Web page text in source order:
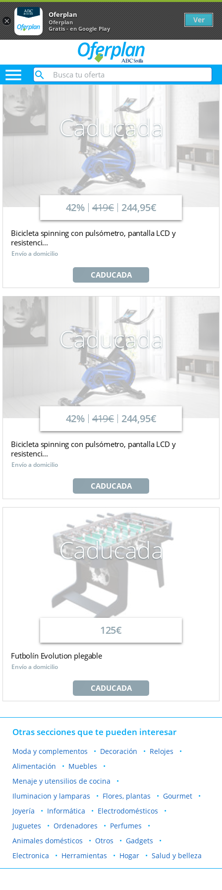

Caducada
42% 419€ 244,95€
Bicicleta spinning con pulsómetro, pantalla LCD y
resistenci...
Envío a domicilio
CADUCADA
Caducada
42% 419€ 244,95€
Bicicleta spinning con pulsómetro, pantalla LCD y
resistenci...
Envío a domicilio
CADUCADA
Caducada
125€
Futbolín Evolution plegable
Envío a domicilio
CADUCADA
Otras secciones que te pueden interesar
Moda y complementos Decoración
Relojes
Alimentación
Muebles
Menaje y utensilios de cocina
Iluminacion y lamparas
Flores, plantas
Gourmet
Joyería
Informática
Electrodomésticos
Juguetes
Ordenadores
Perfumes
Animales domésticos
Otros
Gadgets
Electronica
Herramientas Hogar Salud y belleza
×
Oferplan
Oferplan
Gratis - en Google Play
Ver